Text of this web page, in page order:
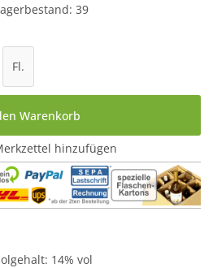
39
Gib den gewünschten
Fl.
Warenkorb
hinzufügen
14% vol